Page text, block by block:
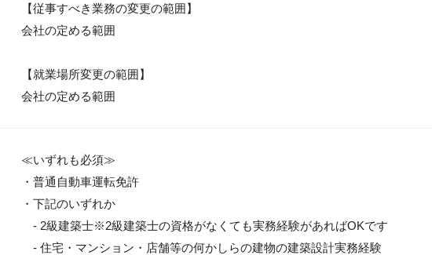
【従事すべき業務の変更の範囲】
会社の定める範囲
【就業場所変更の範囲】
会社の定める範囲
≪いずれも必須≫
・普通自動車運転免許
・下記のいずれか
- 2級建築士※2級建築士の資格がなくても実務経験があればOKです
- 住宅・マンション・店舗等の何かしらの建物の建築設計実務経験